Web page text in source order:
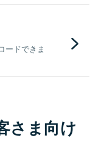
ードできま
さま向け